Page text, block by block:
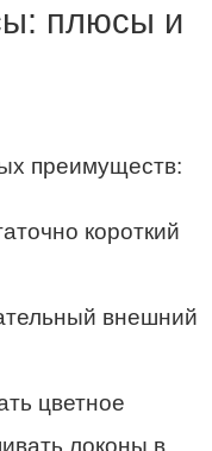
плюсы и
преимуществ:
короткий
внешний
цветное